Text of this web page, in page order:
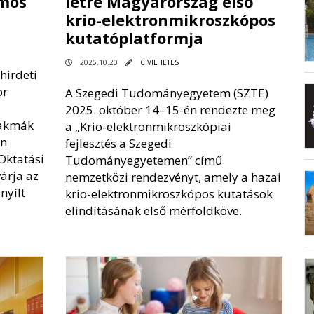
az
krio-elektronmikroszkópos
kutatóplatformja
2025.10.20 CIVILHETES
A Szegedi Tudományegyetem (SZTE)
2025. október 14–15-én rendezte meg
a „Krio-elektronmikroszkópiai
fejlesztés a Szegedi
Tudományegyetemen” című
nemzetközi rendezvényt, amely a hazai
krio-elektronmikroszkópos kutatások
elindításának első mérföldköve.